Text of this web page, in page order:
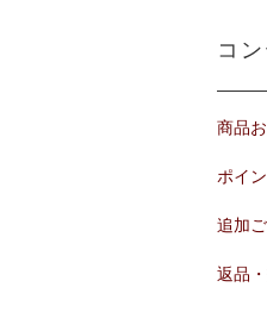
コ
商品
ポイ
追加
返品